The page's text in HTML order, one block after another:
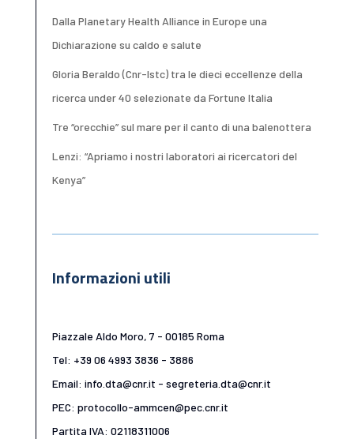
Dalla Planetary Health Alliance in Europe una
Dichiarazione su caldo e salute
Gloria Beraldo (Cnr-Istc) tra le dieci eccellenze della
ricerca under 40 selezionate da Fortune Italia
Tre “orecchie” sul mare per il canto di una balenottera
Lenzi: “Apriamo i nostri laboratori ai ricercatori del
Kenya”
Informazioni utili
Piazzale Aldo Moro, 7 - 00185 Roma
Tel: +39 06 4993 3836 - 3886
Email: info.dta@cnr.it - segreteria.dta@cnr.it
PEC: protocollo-ammcen@pec.cnr.it
Partita IVA: 02118311006